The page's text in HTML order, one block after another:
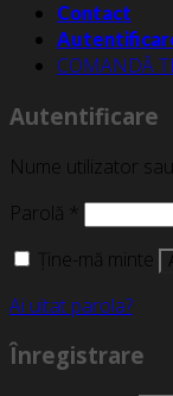
Contact
COMANDĂ
Autentificare
Nume utilizator
Parolă *
Ține-mă minte
Ai uitat parola?
Înregistrare